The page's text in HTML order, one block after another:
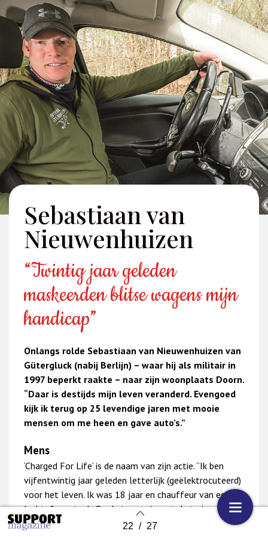
Back to index 22 / 27
Sebastiaan van
Nieuwenhuizen
“Twintig jaar geleden
maskeerden blitse wagens mijn
handicap”
Onlangs rolde Sebastiaan van Nieuwenhuizen van
Gütergluck (nabij Berlijn) – waar hij als militair in
1997 beperkt raakte – naar zijn woonplaats Doorn.
“Daar is destijds mijn leven veranderd. Evengoed
kijk ik terug op 25 levendige jaren met mooie
mensen om me heen en gave auto’s.”
Mens
‘Charged For Life’ is de naam van zijn actie. “Ik ben
vijfentwintig jaar geleden letterlijk (geëlektrocuteerd)
voor het leven. Ik was 18 jaar en chauffeur van een
luchtafweertank. Op de terugreis met de trein vanuit
Polen pakte ik in het dorpje Gütergluck iets uit de tank